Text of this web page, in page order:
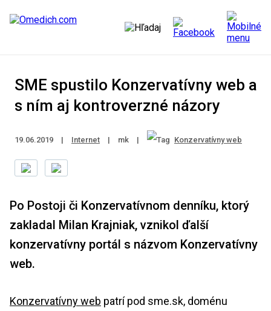
SME spustilo Konzervatívny web a
s ním aj kontroverzné názory
19.06.2019 | Internet | mk | Konzervatívny web
Po Postoji či Konzervatívnom denníku, ktorý
zakladal Milan Krajniak, vznikol ďalší
konzervatívny portál s názvom Konzervatívny
web.
Konzervatívny web patrí pod sme.sk, doménu